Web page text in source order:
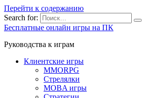
Перейти к содержанию
Search for:
Бесплатные онлайн игры на ПК
Руководства к играм
Клиентские игры
MMORPG
Стрелялки
MOBA игры